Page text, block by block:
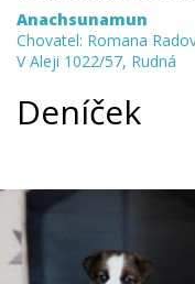
Anachsunamun
Chovatel: Romana
V Aleji 1022/57, Rudná
Deníček